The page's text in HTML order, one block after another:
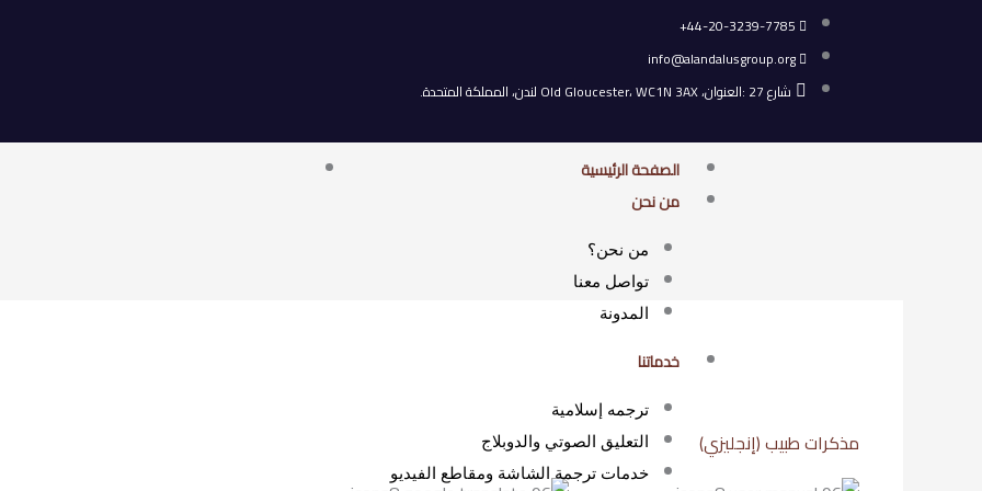
44-20-3239-7785+
info@alandalusgroup.org
شارع 27 :العنوان، Old Gloucester، WC1N 3AX لندن، المملكة المتحدة.
الصفحة الرئيسية
من نحن
من نحن؟
تواصل معنا
المدونة
خدماتنا
ترجمه إسلامية
التعليق الصوتي والدوبلاج
خدمات ترجمة الشاشة ومقاطع الفيديو
مذكرات طبيب (إنجليزي)